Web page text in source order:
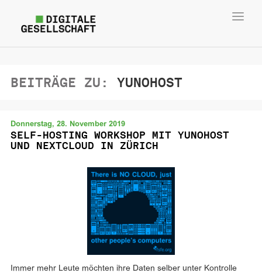
BEITRÄGE ZU: YUNOHOST
Donnerstag, 28. November 2019
SELF-HOSTING WORKSHOP MIT YUNOHOST
UND NEXTCLOUD IN ZÜRICH
Immer mehr Leute möchten ihre Daten selber unter Kontrolle